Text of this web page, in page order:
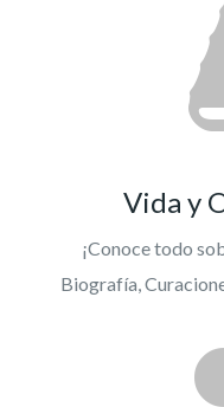
Vida y
¡Conoce todo
Biografía,